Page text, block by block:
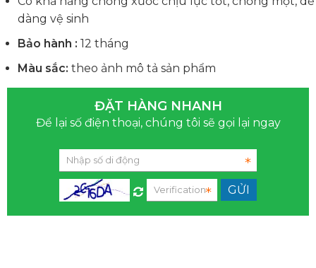
dàng vệ sinh
Bảo hành : 12 tháng
Màu sắc: theo ảnh mô tả sản phẩm
ĐẶT HÀNG NHANH
Để lại số điện thoại, chúng tôi sẽ gọi lại ngay